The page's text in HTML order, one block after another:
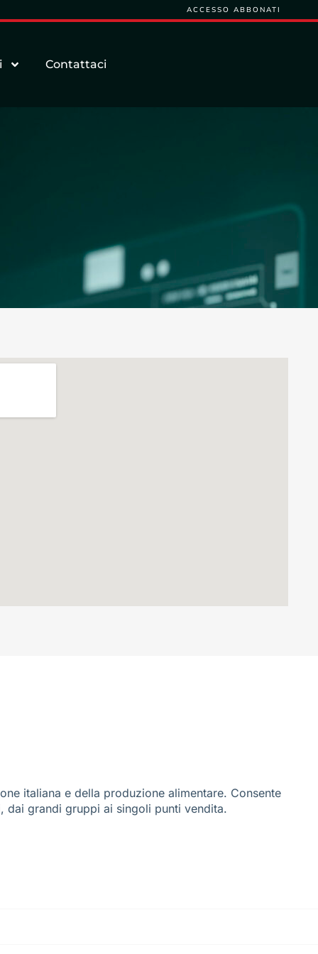
ACCESSO ABBONATI
Contattaci
italiana e della produzione alimentare. Consente
grandi gruppi ai singoli punti vendita.